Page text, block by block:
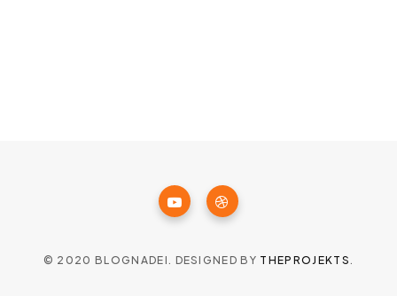
© 2020 BLOGNADEI. DESIGNED BY THEPROJEKTS